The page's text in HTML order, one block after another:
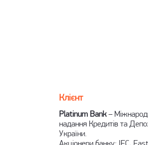
Клієнт
Platinum Bank–
надання Кредитів та
України.